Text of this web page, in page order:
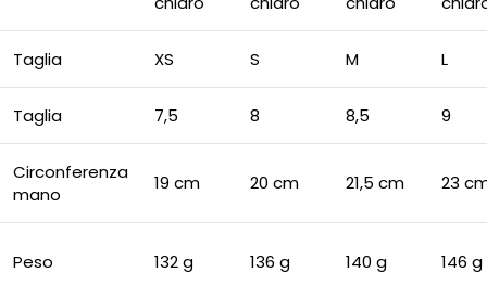
Taglia XS S M L
Taglia 7,5 8 8,5 9
Circonferenza
mano
19 cm 20 cm 21,5 cm 23
Peso 132 g 136 g 140 g 146 g